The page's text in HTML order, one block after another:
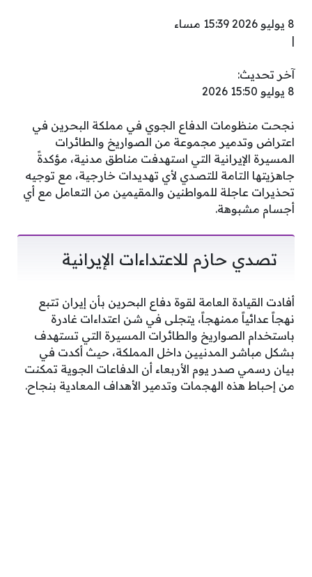
8 يوليو 2026 15:39 مساء
|
آخر تحديث:
8 يوليو 15:50 2026
نجحت منظومات الدفاع الجوي في مملكة البحرين في
اعتراض وتدمير مجموعة من الصواريخ والطائرات
المسيرة الإيرانية التي استهدفت مناطق مدنية، مؤكدةً
جاهزيتها التامة للتصدي لأي تهديدات خارجية، مع توجيه
تحذيرات عاجلة للمواطنين والمقيمين من التعامل مع أي
أجسام مشبوهة.
تصدي حازم للاعتداءات الإيرانية
أفادت القيادة العامة لقوة دفاع البحرين بأن إيران تتبع
نهجاً عدائياً ممنهجاً، يتجلى في شن اعتداءات غادرة
باستخدام الصواريخ والطائرات المسيرة التي تستهدف
بشكل مباشر المدنيين داخل المملكة، حيث أكدت في
بيان رسمي صدر يوم الأربعاء أن الدفاعات الجوية تمكنت
من إحباط هذه الهجمات وتدمير الأهداف المعادية بنجاح.